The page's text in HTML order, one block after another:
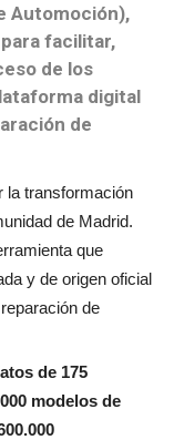
Automoción),
para facilitar,
de los
digital
de
la transformación
de Madrid.
que
y de origen oficial
de
de 175
modelos de